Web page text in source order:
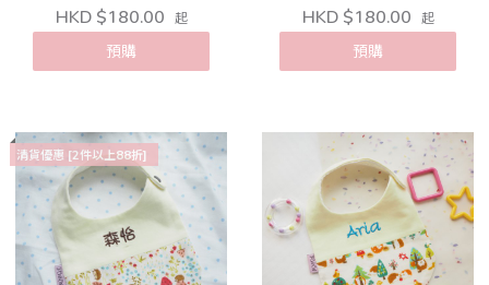
HKD $180.00 起
預購
HKD $180.00 起
預購
清貨優惠 [2件以上88折]